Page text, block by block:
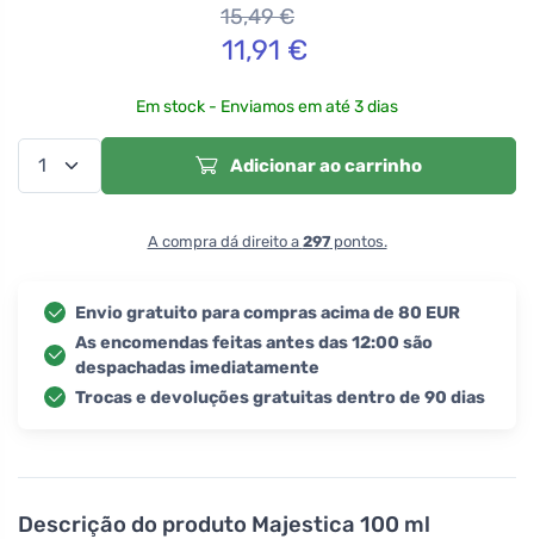
Descrição do produto Majestica 100 ml
15,49€
11,91 €
Em stock - Enviamos em até 3 dias
Adicionar ao carrinho
A compra dá direito a 297pontos.
Envio gratuito para compras acima de 80 EUR
As encomendas feitas antes das 12:00 são
despachadas imediatamente
Trocas e devoluções gratuitas dentro de 90 dias